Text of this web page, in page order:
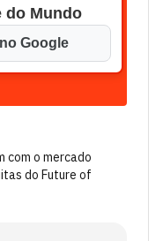
do Mundo
Google
com o mercado
do Future of